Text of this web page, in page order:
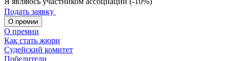
Подать заявку
О премии
О премии
Как стать жюри
Судейский комитет
Победители